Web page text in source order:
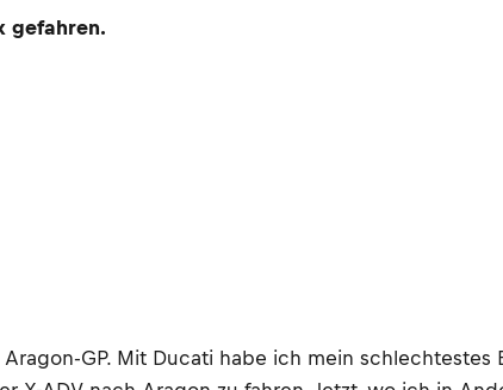
gefahren.
GP. Mit Ducati habe ich mein schlechtestes